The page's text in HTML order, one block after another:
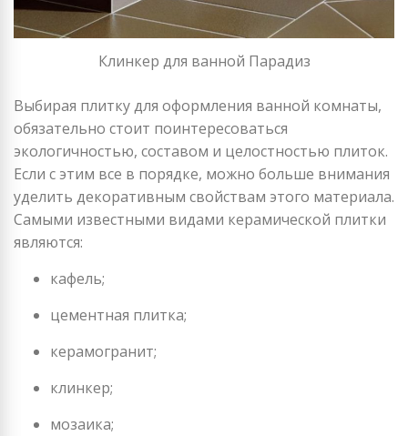
Клинкер для ванной Парадиз
Выбирая плитку для оформления ванной комнаты,
обязательно стоит поинтересоваться
экологичностью, составом и целостностью плиток.
Если с этим все в порядке, можно больше внимания
уделить декоративным свойствам этого материала.
Самыми известными видами керамической плитки
являются:
кафель;
цементная плитка;
керамогранит;
клинкер;
мозаика;